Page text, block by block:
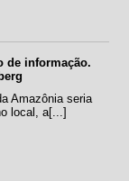
de informação.
Amazônia seria
local, a[...]